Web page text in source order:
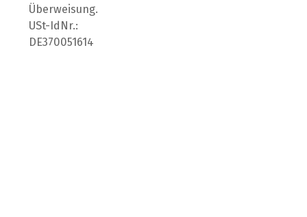
Überweisung.
USt-IdNr.:
DE370051614